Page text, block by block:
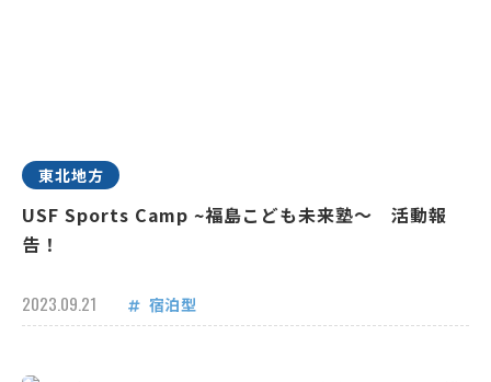
東北地方
USF Sports Camp ~福島こども未来塾～ 活動報
告！
2023.09.21 宿泊型